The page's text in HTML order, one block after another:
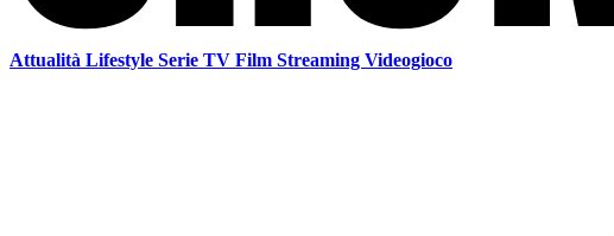
Attualità Lifestyle Serie TV Film Streaming Videogioco